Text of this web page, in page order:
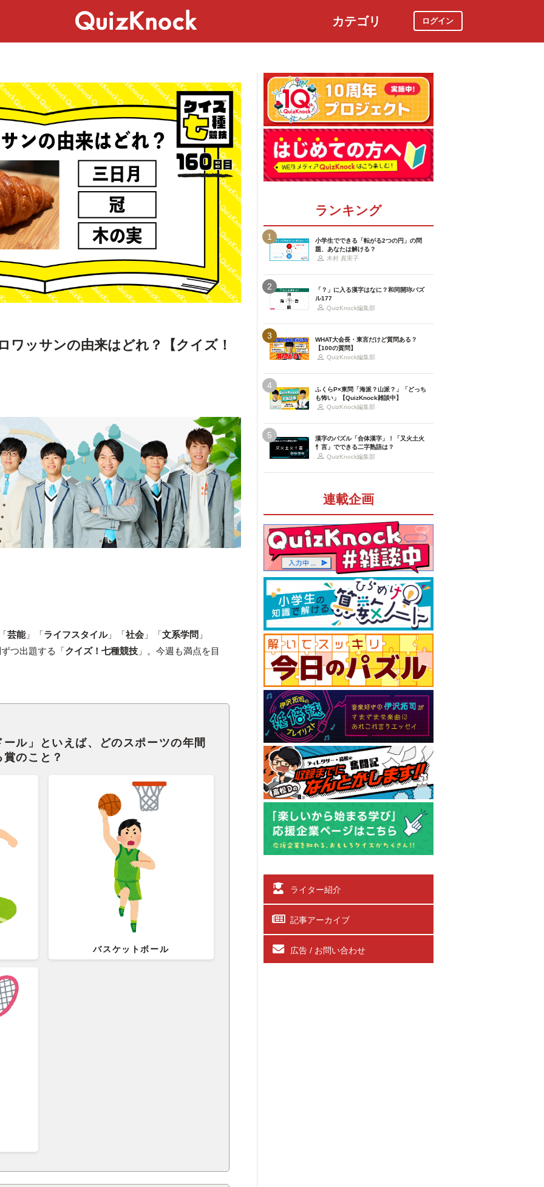
カテゴリ ログイン
ワッサンの由来はどれ？【クイズ！
芸能」「ライフスタイル」「社会 」「文系学問 」
つ出題する「クイズ！七種競技 」。今週も満点を目
ル」といえば、どのスポーツの年間
のこと？
バスケットボール
ランキング
1
小学生でできる「転がる2つの円」の問
題、あなたは解ける？
木村 真実子
2
「？」に入る漢字はなに？和同開珎パズ
ル177
QuizKnock編集部
3
WHAT大会長・東言だけど質問ある？
【100の質問】
QuizKnock編集部
4
ふくらP×東問「海派？山派？」「どっち
も怖い」【QuizKnock雑談中】
QuizKnock編集部
5
漢字のパズル「合体漢字」！「又火土火
忄言」でできる二字熟語は？
QuizKnock編集部
連載企画
ライター紹介
記事アーカイブ
広告 / お問い合わせ